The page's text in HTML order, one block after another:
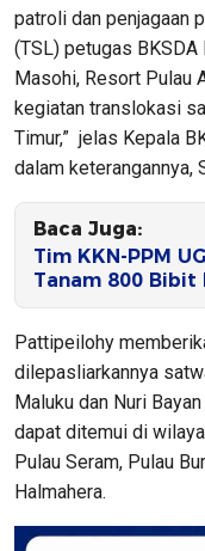
patroli dan penjagaan
(TSL) petugas
Masohi, Resort Pulau
kegiatan translokasi
Timur,” jelas Kepala
dalam keterangannya,
Baca Juga:
Tim KKN-PPM
Tanam 800 Bibit
Pattipeilohy
dilepasliarkannya
Maluku dan Nuri
dapat ditemui di
Pulau Seram, Pulau
Halmahera.